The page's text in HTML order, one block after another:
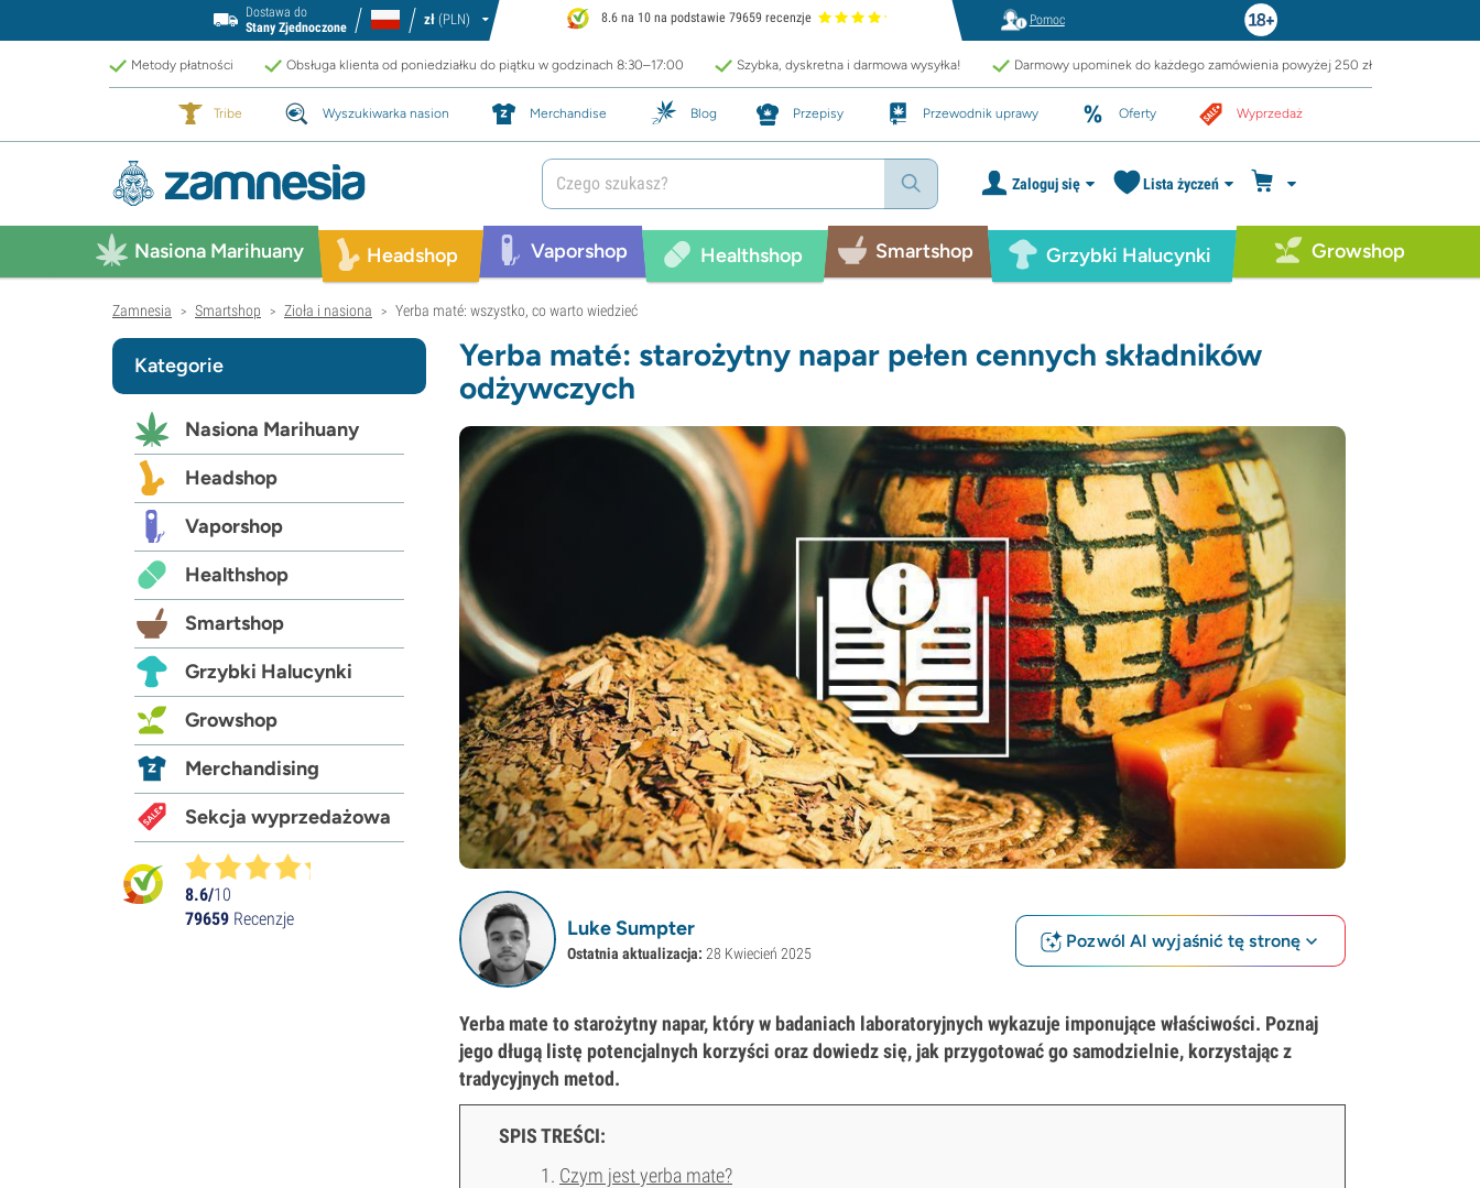
Dostawa do
Stany Zjednoczone
zł (PLN) 8.6 na 10 na podstawie 79659 recenzje Pomoc
Metody płatności Obsługa klienta od poniedziałku do piątku w godzinach 8:30–17:00 Szybka, dyskretna i darmowa wysyłka! Darmowy upominek do każdego zamówienia powyżej 250 zł
Tribe Wyszukiwarka nasion Merchandise Blog Przepisy Przewodnik uprawy Oferty Wyprzedaż
Zaloguj się Lista życzeń
Nasiona Marihuany Headshop Vaporshop Healthshop Smartshop Grzybki Halucynki Growshop
Zamnesia > Smartshop > Zioła i nasiona > Yerba maté: wszystko, co warto wiedzieć
Yerba maté: starożytny napar pełen cennych składników
odżywczych
Luke Sumpter
Ostatnia aktualizacja: 28 Kwiecień 2025
Pozwól AI wyjaśnić tę stronę
Yerba mate to starożytny napar, który w badaniach laboratoryjnych wykazuje imponujące właściwości. Poznaj
jego długą listę potencjalnych korzyści oraz dowiedz się, jak przygotować go samodzielnie, korzystając z
tradycyjnych metod.
SPIS TREŚCI:
Czym jest yerba mate?
Kategorie
Nasiona Marihuany
Headshop
Vaporshop
Healthshop
Smartshop
Grzybki Halucynki
Growshop
Merchandising
Sekcja wyprzedażowa
8.6/10
79659 Recenzje